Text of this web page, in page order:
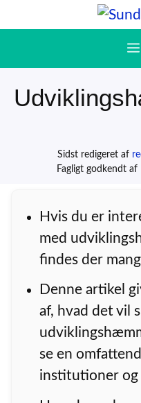
til
Sidst redigeret af
Fagligt godkendt af
Hvis du er
med
findes der
Denne artikel
af, hvad det vil
se en
institutioner og